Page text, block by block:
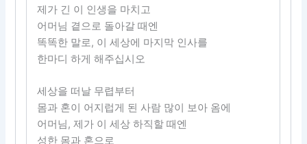
제가 긴 이 인생을 마치고
어머님 곁으로 돌아갈 때엔
똑똑한 말로, 이 세상에 마지막 인사를
한마디 하게 해주십시오
세상을 떠날 무렵부터
몸과 혼이 어지럽게 된 사람 많이 보아 옴에
어머님, 제가 이 세상 하직할 때엔
성한 몸과 혼으로